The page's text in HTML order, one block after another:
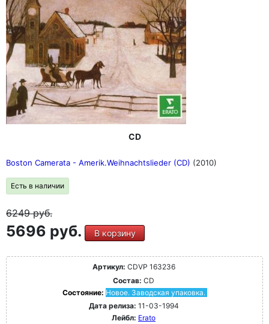
CD
Boston Camerata - Amerik.Weihnachtslieder (CD) (2010)
Есть в наличии
6249руб.
5696 руб. В корзину
Артикул: CDVP 163236
Состав: CD
Состояние: Новое. Заводская упаковка.
Дата релиза: 11-03-1994
Лейбл: Erato